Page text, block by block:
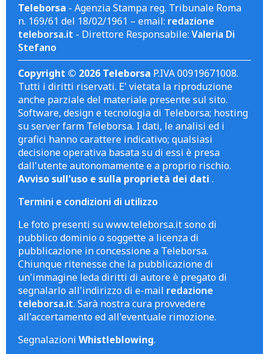
Teleborsa - Agenzia Stampa reg. Tribunale Roma
n. 169/61 del 18/02/1961 – email: redazione
teleborsa.it - Direttore Responsabile: Valeria Di
Stefano
Copyright © 2026 Teleborsa P.IVA 00919671008.
Tutti i diritti riservati. E' vietata la riproduzione
anche parziale del materiale presente sul sito.
Software, design e tecnologia di Teleborsa; hosting
su server farm Teleborsa. I dati, le analisi ed i
grafici hanno carattere indicativo; qualsiasi
decisione operativa basata su di essi è presa
dall'utente autonomamente e a proprio rischio.
Avviso sull'uso e sulla proprietà dei dati .
Termini e condizioni di utilizzo
Le foto presenti su www.teleborsa.it sono di
pubblico dominio o soggette a licenza di
pubblicazione in concessione a Teleborsa.
Chiunque ritenesse che la pubblicazione di
un'immagine leda diritti di autore è pregato di
segnalarlo all'indirizzo di e-mail redazione
teleborsa.it. Sarà nostra cura provvedere
all'accertamento ed all'eventuale rimozione.
Segnalazioni Whistleblowing.